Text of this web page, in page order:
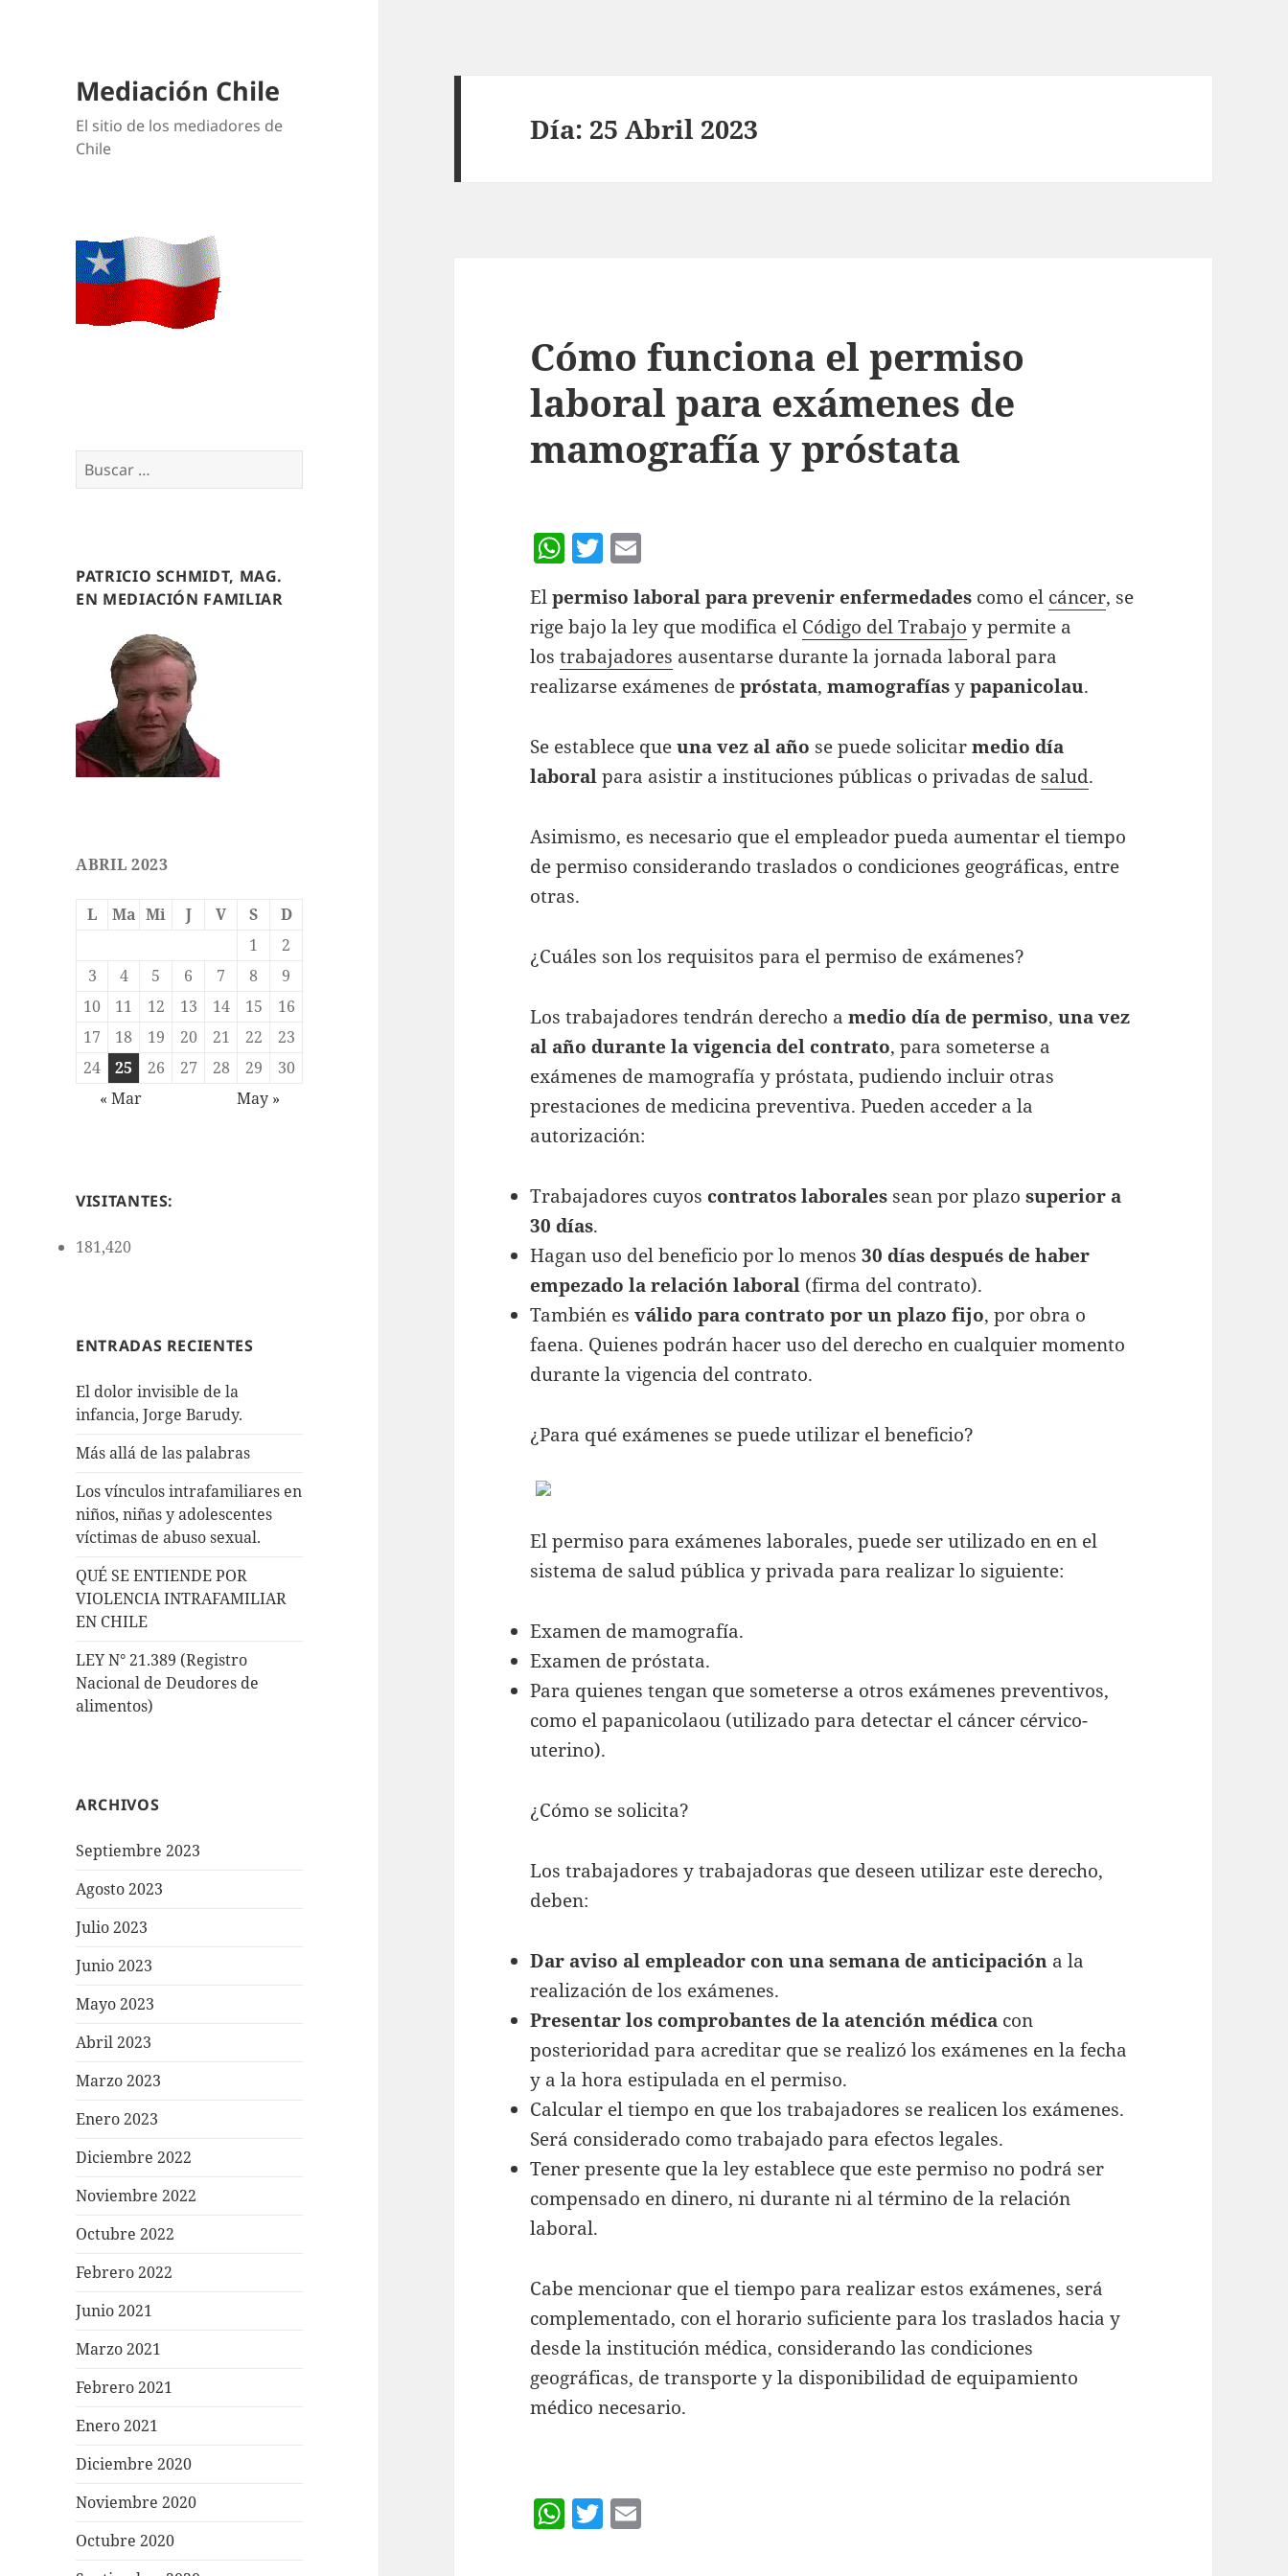
Mediación Chile
El sitio de los mediadores de
Chile
Buscar
por:
PATRICIO SCHMIDT, MAG.
EN MEDIACIÓN FAMILIAR
ABRIL 2023
L Ma Mi J V S
D
1
2
3
4 5 6 7 8
9
10
11 12 13 14 15
16
17
18 19 20 21 22
23
24
25 26 27 28 29
30
« Mar
May »
VISITANTES:
181,420
ENTRADAS RECIENTES
El dolor invisible de la
infancia, Jorge Barudy.
Más allá de las palabras
Los vínculos intrafamiliares en
niños, niñas y adolescentes
víctimas de abuso sexual.
QUÉ SE ENTIENDE POR
VIOLENCIA INTRAFAMILIAR
EN CHILE
LEY N° 21.389 (Registro
Nacional de Deudores de
alimentos)
ARCHIVOS
Septiembre 2023
Agosto 2023
Julio 2023
Junio 2023
Mayo 2023
Abril 2023
Marzo 2023
Enero 2023
Diciembre 2022
Noviembre 2022
Octubre 2022
Febrero 2022
Junio 2021
Marzo 2021
Febrero 2021
Enero 2021
Diciembre 2020
Noviembre 2020
Octubre 2020
Día: 25 Abril 2023
Cómo funciona el permiso
laboral para exámenes de
mamografía y próstata
W
at
s
A
p
p
T
w
itt
er
m
ai
l
Elpermiso laboral para prevenir enfermedades como el cáncer, se
rige bajo la ley que modifica el Código del Trabajo y permite a
lostrabajadores ausentarse durante la jornada laboral para
realizarse exámenes depróstata, mamografíasypapanicolau.
Se establece queuna vez al año se puede solicitarmedio día
laboralpara asistir a instituciones públicas o privadas de salud.
Asimismo, es necesario que el empleador pueda aumentar el tiempo
de permiso considerando traslados o condiciones geográficas, entre
otras.
¿Cuáles son los requisitos para el permiso de exámenes?
Los trabajadores tendrán derecho amedio día de permiso, una vez
al año durante la vigencia del contrato, para someterse a
exámenes de mamografía y próstata, pudiendo incluir otras
prestaciones de medicina preventiva. Pueden acceder a la
autorización:
Trabajadores cuyos contratos laborales sean por plazosuperior a
30 días.
Hagan uso del beneficio por lo menos30 días después de haber
empezado la relación laboral (firma del contrato).
También esválido para contrato por un plazo fijo, por obra o
faena. Quienes podrán hacer uso del derecho en cualquier momento
durante la vigencia del contrato.
¿Para qué exámenes se puede utilizar el beneficio?
El permiso para exámenes laborales, puede ser utilizado en en el
sistema de salud pública y privada para realizar lo siguiente:
Examen de mamografía.
Examen de próstata.
Para quienes tengan que someterse a otros exámenes preventivos,
como el papanicolaou (utilizado para detectar el cáncer cérvico-
uterino).
¿Cómo se solicita?
Los trabajadores y trabajadoras que deseen utilizar este derecho,
deben:
Dar aviso al empleador con una semana de anticipación a la
realización de los exámenes.
Presentar los comprobantes de la atención médica con
posterioridad para acreditar que se realizó los exámenes en la fecha
y a la hora estipulada en el permiso.
Calcular el tiempo en que los trabajadores se realicen los exámenes.
Será considerado como trabajado para efectos legales.
Tener presente que la ley establece que este permiso no podrá ser
compensado en dinero, ni durante ni al término de la relación
laboral.
Cabe mencionar que el tiempo para realizar estos exámenes, será
complementado, con el horario suficiente para los traslados hacia y
desde la institución médica, considerando las condiciones
geográficas, de transporte y la disponibilidad de equipamiento
médico necesario.
W T